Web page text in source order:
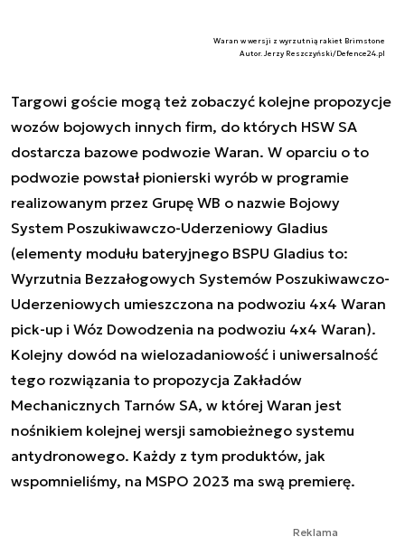
Waran w wersji z wyrzutnią rakiet Brimstone
Autor. Jerzy Reszczyński/Defence24.pl
Targowi goście mogą też zobaczyć kolejne propozycje
wozów bojowych innych firm, do których HSW SA
dostarcza bazowe podwozie Waran. W oparciu o to
podwozie powstał pionierski wyrób w programie
realizowanym przez Grupę WB o nazwie Bojowy
System Poszukiwawczo-Uderzeniowy Gladius
(elementy modułu bateryjnego BSPU Gladius to:
Wyrzutnia Bezzałogowych Systemów Poszukiwawczo-
Uderzeniowych umieszczona na podwoziu 4x4 Waran
pick-up i Wóz Dowodzenia na podwoziu 4x4 Waran).
Kolejny dowód na wielozadaniowość i uniwersalność
tego rozwiązania to propozycja Zakładów
Mechanicznych Tarnów SA, w której Waran jest
nośnikiem kolejnej wersji samobieżnego systemu
antydronowego. Każdy z tym produktów, jak
wspomnieliśmy, na MSPO 2023 ma swą premierę.
Reklama